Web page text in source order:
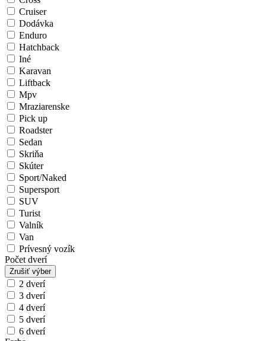
Cruiser
Dodávka
Enduro
Hatchback
Iné
Karavan
Liftback
Mpv
Mraziarenske
Pick up
Roadster
Sedan
Skriňa
Skúter
Sport/Naked
Supersport
SUV
Turist
Valník
Van
Prívesný vozík
Počet dverí
Zrušiť výber
2 dverí
3 dverí
4 dverí
5 dverí
6 dverí